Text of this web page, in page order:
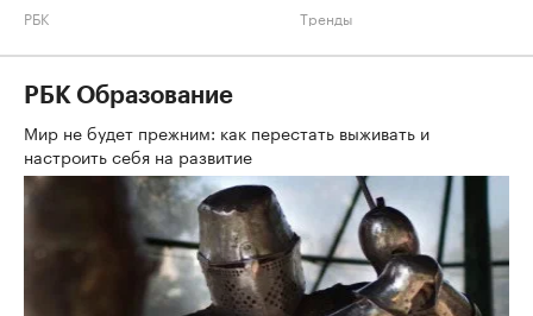
РБК Тренды
РБК Образование
Мир не будет прежним: как перестать выживать и
настроить себя на развитие